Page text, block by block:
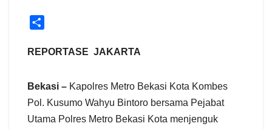
a
REPORTASE JAKARTA
Bekasi – Kapolres Metro Bekasi Kota Kombes
Pol. Kusumo Wahyu Bintoro bersama Pejabat
Utama Polres Metro Bekasi Kota menjenguk